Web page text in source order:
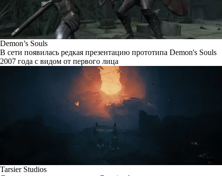
Demon’s Souls
В сети появилась редкая презентацию прототипа Demon's Souls
2007 года с видом от первого лица
Tarsier Studios